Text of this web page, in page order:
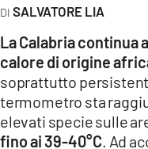
LaC
Network
LACPLAY.IT
LACTV.IT
LACONAIR.IT
SALVATORE LIA
La Calabria continua
calore di origine
soprattutto
termometro sta
elevati specie sulle
fino ai 39-40°C . Ad